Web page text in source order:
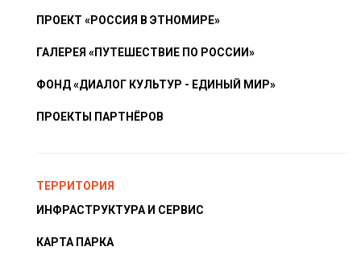
ПРОЕКТ «РОССИЯ В ЭТНОМИРЕ»
ГАЛЕРЕЯ «ПУТЕШЕСТВИЕ ПО РОССИИ»
ФОНД «ДИАЛОГ КУЛЬТУР - ЕДИНЫЙ МИР»
ПРОЕКТЫ ПАРТНЁРОВ
ТЕРРИТОРИЯ
ИНФРАСТРУКТУРА И СЕРВИС
КАРТА ПАРКА